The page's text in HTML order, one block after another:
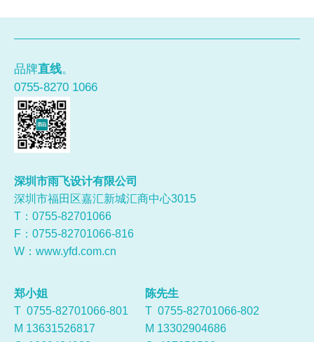
品牌直线。
0755-8270 1066
深圳市雨飞设计有限公司
深圳市福田区嘉汇新城汇商中心3015
T：0755-82701066
F：0755-82701066-816
W： www.yfd.com.cn
郑小姐
T 0755-82701066-801
M 13631526817
陈先生
T 0755-82701066-802
M 13302904686